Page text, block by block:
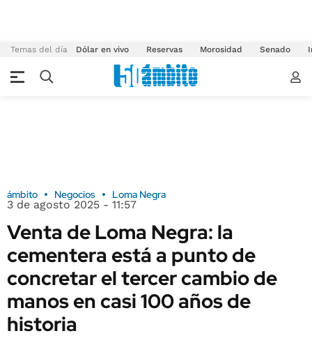
Temas del día Dólar en vivo Reservas Morosidad Senado
ámbito Negocios Loma Negra
3 de agosto 2025 - 11:57
Venta de Loma Negra: la
cementera está a punto de
concretar el tercer cambio de
manos en casi 100 años de
historia